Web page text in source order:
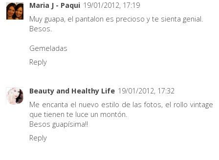
Maria J - Paqui 19/01/2012, 17:19
Muy guapa, el pantalon es precioso y te sienta genial.
Besos.
Gemeladas
Reply
Beauty and Healthy Life 19/01/2012, 17:32
Me encanta el nuevo estilo de las fotos, el rollo vintage
que tienen te luce un montón.
Besos guapísima!!
Reply